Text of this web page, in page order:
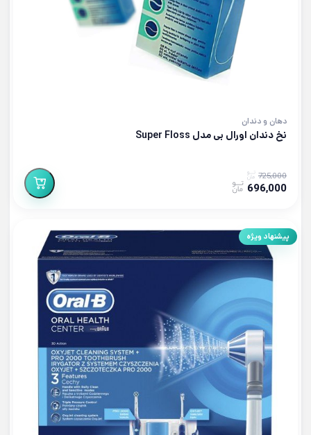
دهان و دندان
نخ دندان اورال بی مدل Super Floss
725,000
696,000
پیشنهاد ویژه